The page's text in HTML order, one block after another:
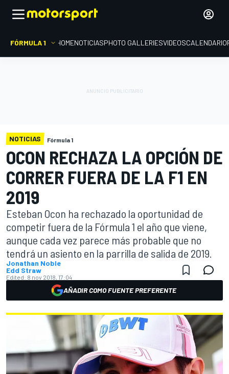
FÓRMULA 1 HOMENOTICIASPHOTO GALLERIESVIDEOSCALENDARIO
NOTICIAS Fórmula 1
OCON RECHAZA LA OPCIÓN DE
CORRER FUERA DE LA F1 EN
2019
Esteban Ocon ha rechazado la oportunidad de
competir fuera de la Fórmula 1 el año que viene,
aunque cada vez parece más probable que no
tendrá un asiento en la parrilla de salida de 2019.
Jonathan Noble
Edd Straw
Edited: 8 nov 2018, 17:04
AÑADIR COMO FUENTE PREFERENTE